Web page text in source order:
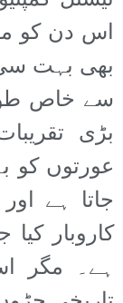
اس دن کو
بھی بہت
سے خاص
بڑی
عورتوں کو
جاتا ہے
کاروبار
ہے۔ مگر